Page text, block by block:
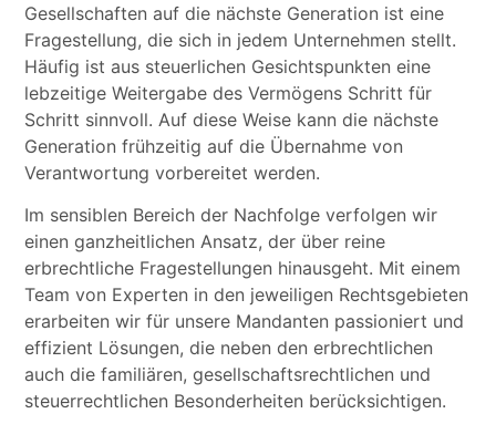
Gesellschaften auf die nächste Generation ist eine
Fragestellung, die sich in jedem Unternehmen stellt.
Häufig ist aus steuerlichen Gesichtspunkten eine
lebzeitige Weitergabe des Vermögens Schritt für
Schritt sinnvoll. Auf diese Weise kann die nächste
Generation frühzeitig auf die Übernahme von
Verantwortung vorbereitet werden.
Im sensiblen Bereich der Nachfolge verfolgen wir
einen ganzheitlichen Ansatz, der über reine
erbrechtliche Fragestellungen hinausgeht. Mit einem
Team von Experten in den jeweiligen Rechtsgebieten
erarbeiten wir für unsere Mandanten passioniert und
effizient Lösungen, die neben den erbrechtlichen
auch die familiären, gesellschaftsrechtlichen und
steuerrechtlichen Besonderheiten berücksichtigen.